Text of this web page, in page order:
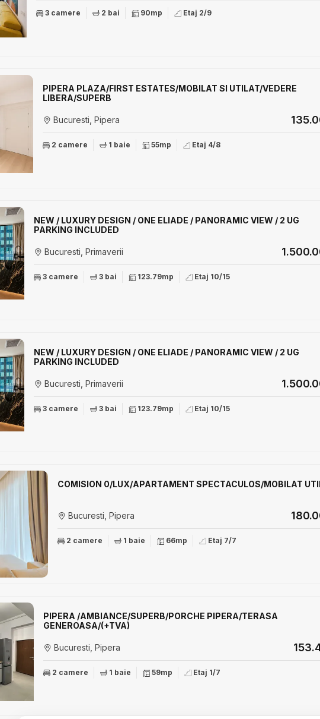
3 camere 2 bai 90mp Etaj 2/9
PIPERA PLAZA/FIRST ESTATES/MOBILAT SI UTILAT/VEDERE
LIBERA/SUPERB
Bucuresti, Pipera
2 camere 1 baie 55mp Etaj 4/8
NEW / LUXURY DESIGN / ONE ELIADE / PANORAMIC VIEW / 2 UG
PARKING INCLUDED
Bucuresti, Primaverii
3 camere 3 bai 123.79mp Etaj 10/15
NEW / LUXURY DESIGN / ONE ELIADE / PANORAMIC VIEW / 2 UG
PARKING INCLUDED
Bucuresti, Primaverii
3 camere 3 bai 123.79mp Etaj 10/15
COMISION 0/LUX/APARTAMENT SPECTACULOS/MOBILAT
Bucuresti, Pipera
2 camere 1 baie 66mp Etaj 7/7
PIPERA /AMBIANCE/SUPERB/PORCHE PIPERA/TERASA
GENEROASA/(+TVA)
Bucuresti, Pipera
2 camere 1 baie 59mp Etaj 1/7